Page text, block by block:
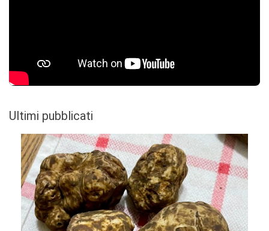
Ultimi pubblicati